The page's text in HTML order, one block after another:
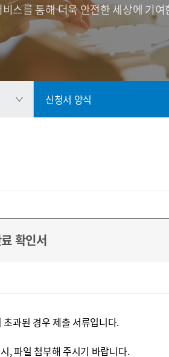
스를 통해 더욱 안전한 세상에 기여
신청서 양식
확인서
과된 경우 제출 서류입니다.
, 파일 첨부해 주시기 바랍니다.